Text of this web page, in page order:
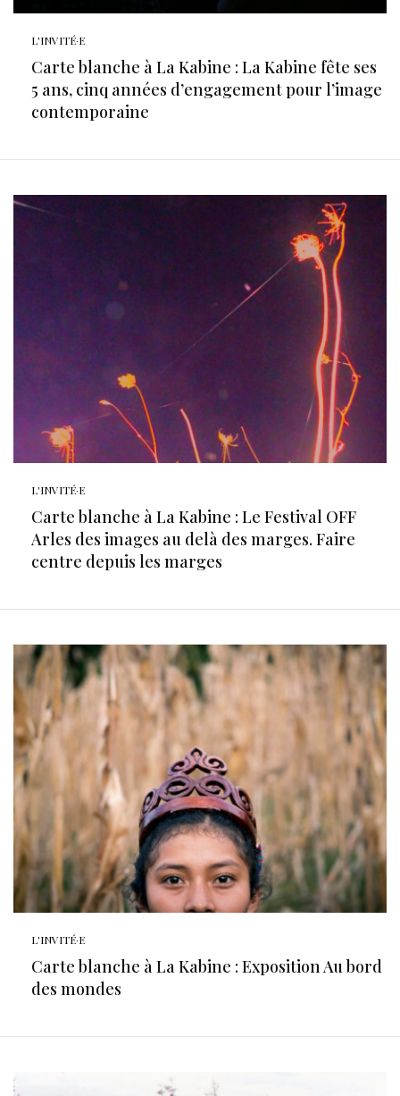
L'INVITÉ·E
Carte blanche à La Kabine : La Kabine fête ses
5 ans, cinq années d’engagement pour l’image
contemporaine
L'INVITÉ·E
Carte blanche à La Kabine : Le Festival OFF
Arles des images au delà des marges. Faire
centre depuis les marges
L'INVITÉ·E
Carte blanche à La Kabine : Exposition Au bord
des mondes